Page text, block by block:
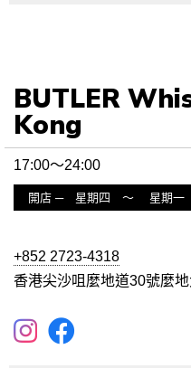
BUTLER
Kong
17:00〜24:00
開店 ─ 星期四 〜 星期一
+852 2723-4318
香港尖沙咀麼地道30號麼